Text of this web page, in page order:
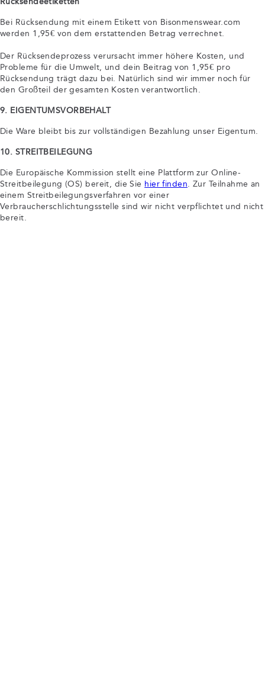
Bei Rücksendung mit einem Etikett von Bisonmenswear.com
werden 1,95€ von dem erstattenden Betrag verrechnet.
Der Rücksendeprozess verursacht immer höhere Kosten, und
Probleme für die Umwelt, und dein Beitrag von 1,95€ pro
Rücksendung trägt dazu bei. Natürlich sind wir immer noch für
den Großteil der gesamten Kosten verantwortlich.
9. EIGENTUMSVORBEHALT
Die Ware bleibt bis zur vollständigen Bezahlung unser Eigentum.
10. STREITBEILEGUNG
Die Europäische Kommission stellt eine Plattform zur Online-
Streitbeilegung (OS) bereit, die Sie hier finden. Zur Teilnahme an
einem Streitbeilegungsverfahren vor einer
Verbraucherschlichtungsstelle sind wir nicht verpflichtet und nicht
bereit.